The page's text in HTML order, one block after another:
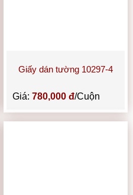
Giấy dán tường 10297-4
Giá: 780,000 đ/Cuộn